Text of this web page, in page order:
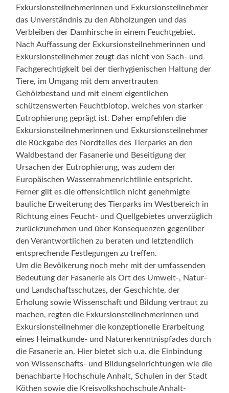
Exkursionsteilnehmerinnen und Exkursionsteilnehmer
das Unverständnis zu den Abholzungen und das
Verbleiben der Damhirsche in einem Feuchtgebiet.
Nach Auffassung der Exkursionsteilnehmerinnen und
Exkursionsteilnehmer zeugt das nicht von Sach- und
Fachgerechtigkeit bei der tierhygienischen Haltung der
Tiere, im Umgang mit dem anvertrauten
Gehölzbestand und mit einem eigentlichen
schützenswerten Feuchtbiotop, welches von starker
Eutrophierung geprägt ist. Daher empfehlen die
Exkursionsteilnehmerinnen und Exkursionsteilnehmer
die Rückgabe des Nordteiles des Tierparks an den
Waldbestand der Fasanerie und Beseitigung der
Ursachen der Eutrophierung, was zudem der
Europäischen Wasserrahmenrichtlinie entspricht.
Ferner gilt es die offensichtlich nicht genehmigte
bauliche Erweiterung des Tierparks im Westbereich in
Richtung eines Feucht- und Quellgebietes unverzüglich
zurückzunehmen und über Konsequenzen gegenüber
den Verantwortlichen zu beraten und letztendlich
entsprechende Festlegungen zu treffen.
Um die Bevölkerung noch mehr mit der umfassenden
Bedeutung der Fasanerie als Ort des Umwelt-, Natur-
und Landschaftsschutzes, der Geschichte, der
Erholung sowie Wissenschaft und Bildung vertraut zu
machen, regten die Exkursionsteilnehmerinnen und
Exkursionsteilnehmer die konzeptionelle Erarbeitung
eines Heimatkunde- und Naturerkenntnispfades durch
die Fasanerie an. Hier bietet sich u.a. die Einbindung
von Wissenschafts- und Bildungseinrichtungen wie die
benachbarte Hochschule Anhalt, Schulen in der Stadt
Köthen sowie die Kreisvolkshochschule Anhalt-